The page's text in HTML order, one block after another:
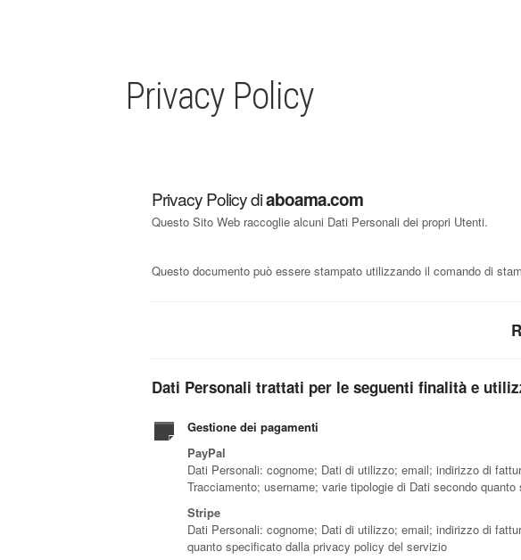
Privacy Policy
Privacy Policy diaboama.com
Questo Sito Web raccoglie alcuni Dati Personali dei propri Utenti.
Questo documento può essere stampato utilizzando il comando di
Dati Personali trattati per le seguenti finalità e
Gestione dei pagamenti
PayPal
Dati Personali: cognome; Dati di utilizzo; email; indirizzo di
Tracciamento; username; varie tipologie di Dati secondo
Stripe
Dati Personali: cognome; Dati di utilizzo; email; indirizzo di
quanto specificato dalla privacy policy del servizio